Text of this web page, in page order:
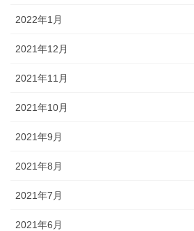
2022年1月
2021年12月
2021年11月
2021年10月
2021年9月
2021年8月
2021年7月
2021年6月